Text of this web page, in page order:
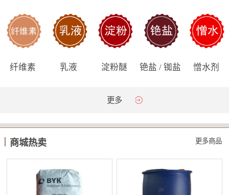
纤维素 乳液 淀粉醚 铯盐 / 铷盐 憎水剂
更多
商城热卖 更多商品